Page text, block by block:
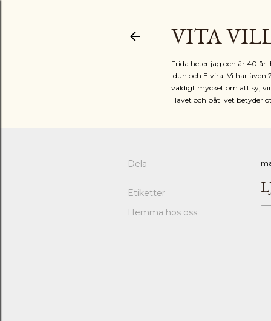
VITA
Frida heter jag och är 40
Idun och Elvira. Vi har
väldigt mycket om att sy,
Havet och båtlivet betyder
Dela
Etiketter
Hemma hos oss